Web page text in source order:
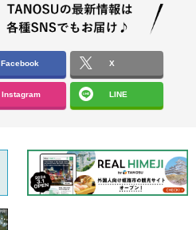
Facebook X
Instagram LINE